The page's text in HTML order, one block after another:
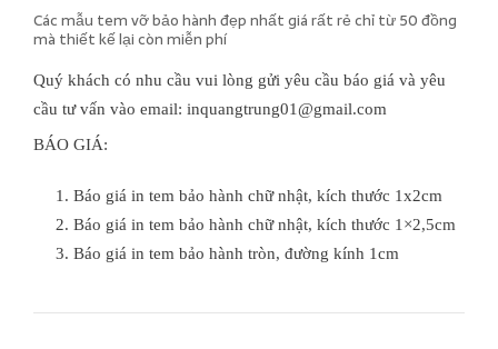
Các mẫu tem vỡ bảo hành đẹp nhất giá rất rẻ chỉ từ 50 đồng
mà thiết kế lại còn miễn phí
Quý khách có nhu cầu vui lòng gửi yêu cầu báo giá và yêu
cầu tư vấn vào email: inquangtrung01@gmail.com
BÁO GIÁ:
1. Báo giá in tem bảo hành chữ nhật, kích thước 1x2cm
2. Báo giá in tem bảo hành chữ nhật, kích thước 1×2,5cm
3. Báo giá in tem bảo hành tròn, đường kính 1cm